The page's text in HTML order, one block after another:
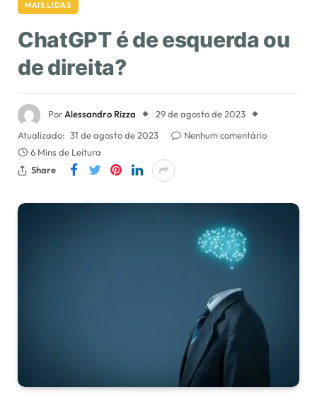
MAIS LIDAS
ChatGPT é de esquerda ou
de direita?
Por Alessandro Rizza
29 de agosto de 2023
Atualizado: 31 de agosto de 2023
Nenhum comentário
6 Mins de Leitura
Share